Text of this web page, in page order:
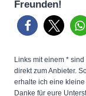
Freunden!
Links mit einem *
direkt zum Anbieter.
erhalte ich eine
Danke für eure